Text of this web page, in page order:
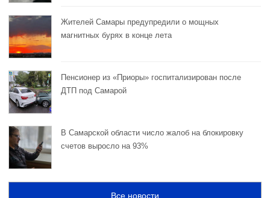
Жителей Самары предупредили о мощных
магнитных бурях в конце лета
Пенсионер из «Приоры» госпитализирован после
ДТП под Самарой
В Самарской области число жалоб на блокировку
счетов выросло на 93%
Все новости